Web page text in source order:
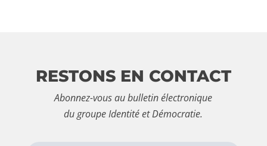
RESTONS EN CONTACT
Abonnez-vous au bulletin électronique
du groupe Identité et Démocratie.